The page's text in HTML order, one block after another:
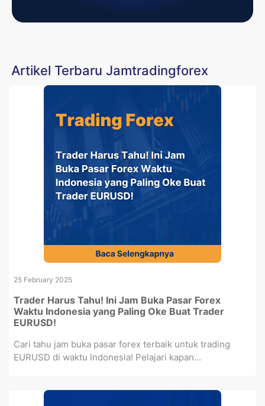
Artikel Terbaru Jamtradingforex
25 February 2025
Trader Harus Tahu! Ini Jam Buka Pasar Forex
Waktu Indonesia yang Paling Oke Buat Trader
EURUSD!
Cari tahu jam buka pasar forex terbaik untuk trading
EURUSD di waktu Indonesia! Pelajari kapan...